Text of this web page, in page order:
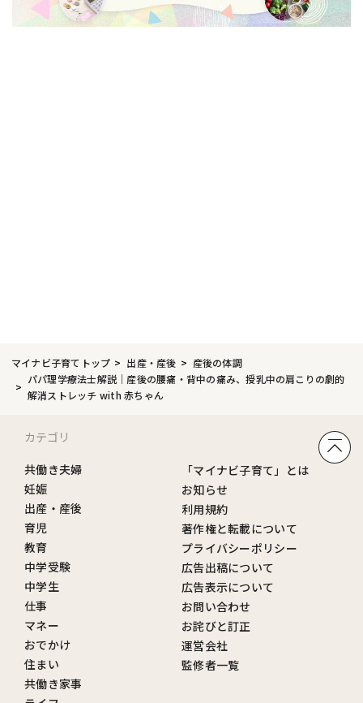
マイナビ子育てトップ 出産・産後
産後の体調
パパ理学療法士解説｜産後の腰痛・背中の痛み、授乳中の肩こりの劇的
解消ストレッチ with 赤ちゃん
カテゴリ
共働き夫婦
妊娠
出産・産後
育児
教育
中学受験
中学生
仕事
マネー
おでかけ
住まい
共働き家事
「マイナビ子育て」とは
お知らせ
利用規約
著作権と転載について
プライバシーポリシー
広告出稿について
広告表示について
お問い合わせ
お詫びと訂正
運営会社
監修者一覧